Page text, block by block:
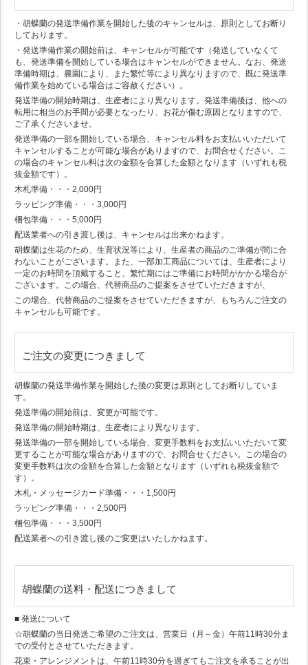
・胡蝶蘭の発送準備作業を開始した後のキャンセルは、原則としてお断り
しております。
・発送準備作業の開始前は、キャンセルが可能です（発送していなくて
も、発送準備を開始している場合はキャンセルができません。なお、発送
準備時期は、農園により、また繁忙等により異なりますので、既に発送準
備作業を始めている場合はご容赦ください）。
発送準備の開始時期は、生産者により異なります。発送準備後は、他への
転用に相当のお手間が必要となったり、お花が傷む原因となりますので、
ご了承くださいませ。
発送準備の一部を開始している場合、キャンセル料をお支払いいただいて
キャンセルすることが可能な場合がありますので、お問合せください。こ
の場合のキャンセル料は次の金額を合算した金額となります（いずれも税
抜金額です）。
木札準備・・・2,000円
ラッピング準備・・・3,000円
梱包準備・・・5,000円
配送業者への引き渡し後は、キャンセルは出来かねます。
胡蝶蘭は生花のため、生育状況等により、生産者の商品のご準備が間に合
わないことがございます。また、一部加工商品については、生産者により
一定のお時間を頂戴すること、繁忙期にはご準備にお時間がかかる場合が
ございます。この場合、代替商品のご提案をさせていただきますが、
この場合、代替商品のご提案をさせていただきますが、もちろんご注文の
キャンセルも可能です。
ご注文の変更につきまして
胡蝶蘭の発送準備作業を開始した後の変更は原則としてお断りしていま
す。
発送準備の開始前は、変更が可能です。
発送準備の開始時期は、生産者により異なります。
発送準備の一部を開始している場合、変更手数料をお支払いいただいて変
更することが可能な場合がありますので、お問合せください。この場合の
変更手数料は次の金額を合算した金額となります（いずれも税抜金額で
す）。
木札・メッセージカード準備・・・1,500円
ラッピング準備・・・2,500円
梱包準備・・・3,500円
配送業者への引き渡し後のご変更はいたしかねます。
胡蝶蘭の送料・配送につきまして
■ 発送について
☆胡蝶蘭の当日発送ご希望のご注文は、営業日（月～金）午前11時30分ま
での受付とさせていただきます。
花束・アレンジメントは、午前11時30分を過ぎてもご注文を承ることが出